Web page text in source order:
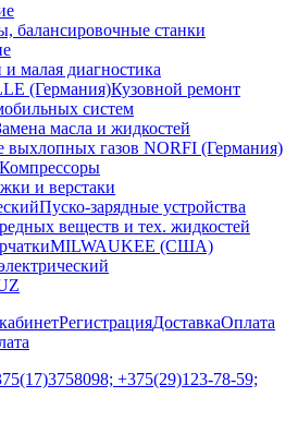
балансировочные станки
малая диагностика
(Германия)Кузовной ремонт
систем
масла и жидкостей
выхлопных газов NORFI (Германия)
Компрессоры
и верстаки
Пуско-зарядные устройства
веществ и тех. жидкостей
MILWAUKEE (США)
РегистрацияДоставкаОплата
+375(29)123-78-59;